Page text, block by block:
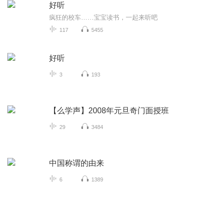
好听
疯狂的校车……宝宝读书，一起来听吧
117 5455
好听
3 193
【么学声】2008年元旦奇门面授班
29 3484
中国称谓的由来
6 1389